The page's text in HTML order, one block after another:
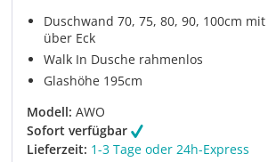
Duschwand 70, 75, 80, 90, 100cm
über Eck
Walk In Dusche rahmenlos
Glashöhe 195cm
Modell: AWO
Sofort verfügbar
Lieferzeit: 1-3 Tage oder 24h-Express